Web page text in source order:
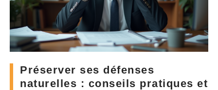
Préserver ses défenses
naturelles : conseils pratiques et